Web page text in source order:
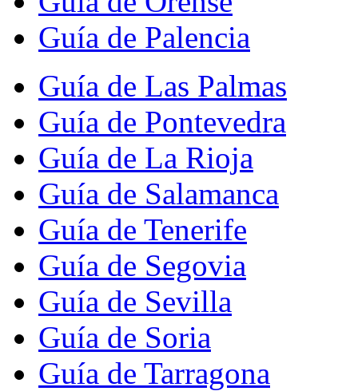
Guía de Palencia
Guía de Las Palmas
Guía de Pontevedra
Guía de La Rioja
Guía de Salamanca
Guía de Tenerife
Guía de Segovia
Guía de Sevilla
Guía de Soria
Guía de Tarragona